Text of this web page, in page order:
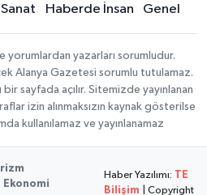
Haberde İnsan Genel
yorumlardan yazarları sorumludur.
Alanya Gazetesi sorumlu tutulamaz.
sayfada açılır. Sitemizde yayınlanan
izin alınmaksızın kaynak gösterilse
kullanılamaz ve yayınlanamaz
Ekonomi
Haber Yazılımı:
TE
Bilişim | Copyright